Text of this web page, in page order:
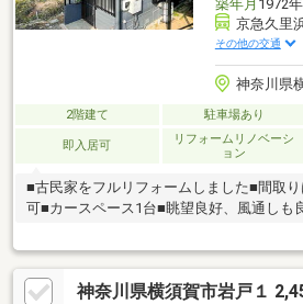
築年月 1972
京急久里
その他の交通
神奈川県
2階建て 駐車場あり
即入居可
リフォームリノベーシ
ョン
■古民家をフルリフォームしました■間取
可■カースペース1台■眺望良好、風通しも
神奈川県横須賀市岩戸１